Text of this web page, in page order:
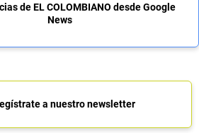
de EL COLOMBIANO desde Google
News
a nuestro newsletter